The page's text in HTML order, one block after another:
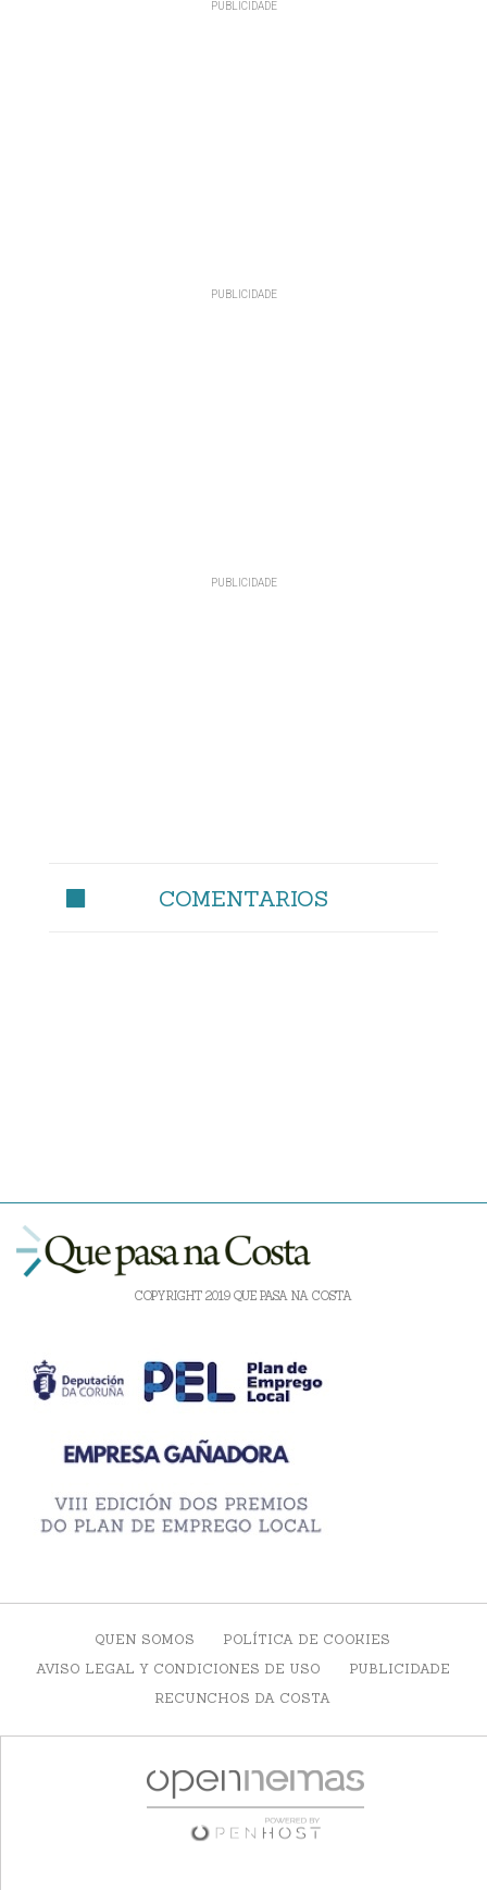
COMENTARIOS
COPYRIGHT 2019 QUE PASA NA COSTA
QUEN SOMOS
POLÍTICA DE COOKIES
AVISO LEGAL Y CONDICIONES DE USO
PUBLICIDADE
RECUNCHOS DA COSTA